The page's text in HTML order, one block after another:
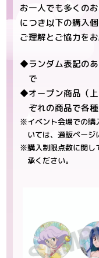
お一人でも多くの
につき以下の購入
ご理解とご協力を
◆ランダム表記の
で
◆オープン商品（
ぞれの商品で各
※イベント会場での購
いては、通販ページ
※購入制限点数に関し
承ください。